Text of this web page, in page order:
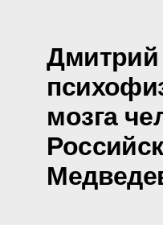
Дмитрий
мозга